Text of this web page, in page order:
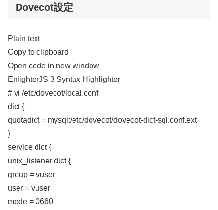
Dovecot設定
Plain text
Copy to clipboard
Open code in new window
EnlighterJS 3 Syntax Highlighter
# vi /etc/dovecot/local.conf
dict {
quotadict = mysql:/etc/dovecot/dovecot-dict-sql.conf.ext
}
service dict {
unix_listener dict {
group = vuser
user = vuser
mode = 0660